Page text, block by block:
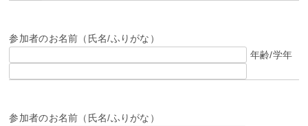
参加者のお名前（氏名/ふりがな）
年齢/学年
参加者のお名前（氏名/ふりがな）